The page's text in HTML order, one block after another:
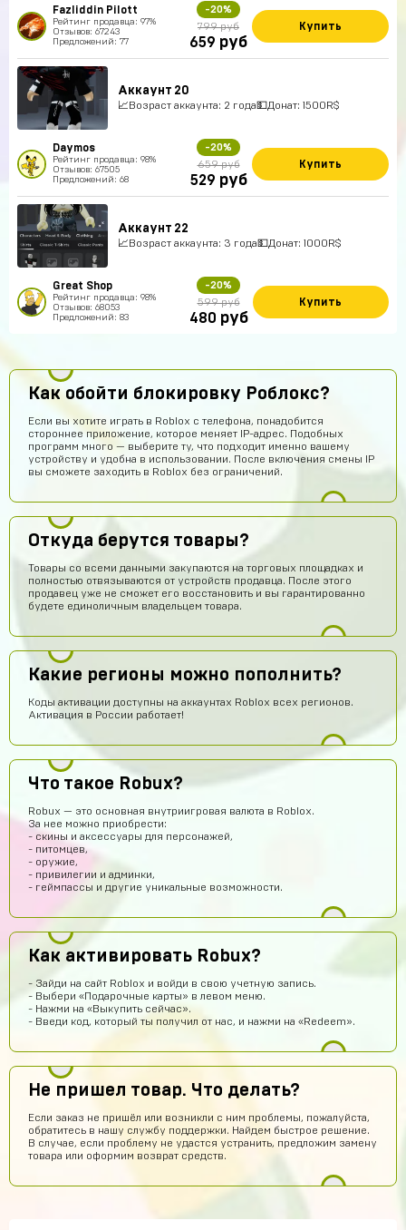
Fazliddin Pilott
Рейтинг продавца: 97%
Отзывов: 67243
Предложений: 77
-20%
799 руб
659 руб
Купить
Аккаунт 20
📈Возраст аккаунта: 2 года💵Донат: 1500R$
Daymos
Рейтинг продавца: 98%
Отзывов: 67505
Предложений: 68
-20%
659 руб
529 руб
Купить
Аккаунт 22
📈Возраст аккаунта: 3 года💵Донат: 1000R$
Great Shop
Рейтинг продавца: 98%
Отзывов: 68053
Предложений: 83
-20%
599 руб
480 руб
Купить
Как обойти блокировку Роблокс?
Если вы хотите играть в Roblox с телефона, понадобится
стороннее приложение, которое меняет IP-адрес. Подобных
программ много — выберите ту, что подходит именно вашему
устройству и удобна в использовании. После включения смены IP
вы сможете заходить в Roblox без ограничений.
Откуда берутся товары?
Товары со всеми данными закупаются на торговых площадках и
полностью отвязываются от устройств продавца. После этого
продавец уже не сможет его восстановить и вы гарантированно
будете единоличным владельцем товара.
Какие регионы можно пополнить?
Коды активации доступны на аккаунтах Roblox всех регионов.
Активация в России работает!
Что такое Robux?
Robux — это основная внутриигровая валюта в Roblox.
За нее можно приобрести:
- скины и аксессуары для персонажей,
- питомцев,
- оружие,
- привилегии и админки,
- геймпассы и другие уникальные возможности.
Как активировать Robux?
- Зайди на сайт Roblox и войди в свою учетную запись.
- Выбери «Подарочные карты» в левом меню.
- Нажми на «Выкупить сейчас».
- Введи код, который ты получил от нас, и нажми на «Redeem».
Не пришел товар. Что делать?
Если заказ не пришёл или возникли с ним проблемы, пожалуйста,
обратитесь в нашу службу поддержки. Найдем быстрое решение.
В случае, если проблему не удастся устранить, предложим замену
товара или оформим возврат средств.
Re:пингвин
Denisych Tablovsky
здравствуйте
arsenijmakarov719
сомневаеца берите не пожилеете
Савелий Попов
Я не знаю этот сайт первый раз купил вроде что-то
пришло
Данил Алашов
топппппп!
Купил
Алексей Волков